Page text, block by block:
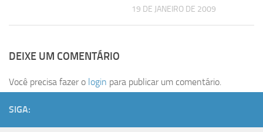
19 DE JANEIRO DE 2009
DEIXE UM COMENTÁRIO
Você precisa fazer o login para publicar um comentário.
SIGA: